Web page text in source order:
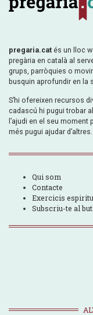
pregaria.cat és un lloc
pregària en català al
grups, parròquies o
busquin aprofundir en la
S’hi ofereixen recursos
cadascú hi pugui trobar
l’ajudi en el seu moment
més pugui ajudar d’altres.
Qui som
Contacte
Exercicis
Subscriu-te al